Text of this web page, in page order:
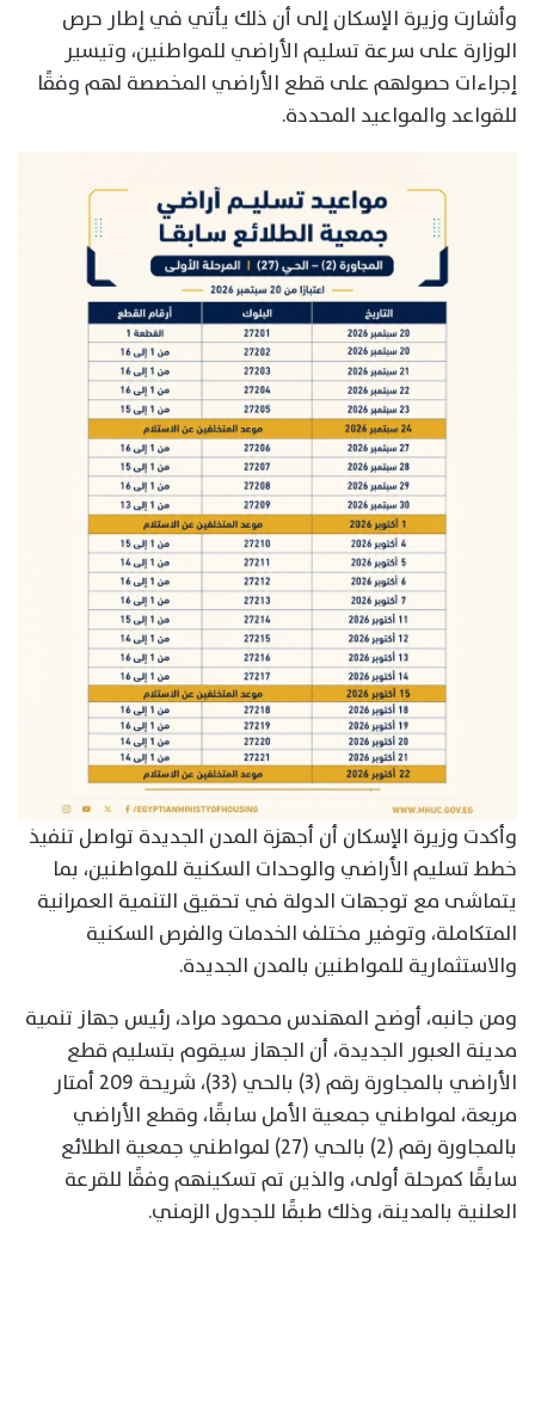
وأشارت وزيرة الإسكان إلى أن ذلك يأتي في إطار حرص
الوزارة على سرعة تسليم الأراضي للمواطنين، وتيسير
إجراءات حصولهم على قطع الأراضي المخصصة لهم وفقًا
للقواعد والمواعيد المحددة.
وأكدت وزيرة الإسكان أن أجهزة المدن الجديدة تواصل تنفيذ
خطط تسليم الأراضي والوحدات السكنية للمواطنين، بما
يتماشى مع توجهات الدولة في تحقيق التنمية العمرانية
المتكاملة، وتوفير مختلف الخدمات والفرص السكنية
والاستثمارية للمواطنين بالمدن الجديدة.
ومن جانبه، أوضح المهندس محمود مراد، رئيس جهاز تنمية
مدينة العبور الجديدة، أن الجهاز سيقوم بتسليم قطع
الأراضي بالمجاورة رقم (3) بالحي (33)، شريحة 209 أمتار
مربعة، لمواطني جمعية الأمل سابقًا، وقطع الأراضي
بالمجاورة رقم (2) بالحي (27) لمواطني جمعية الطلائع
سابقًا كمرحلة أولى، والذين تم تسكينهم وفقًا للقرعة
العلنية بالمدينة، وذلك طبقًا للجدول الزمني.